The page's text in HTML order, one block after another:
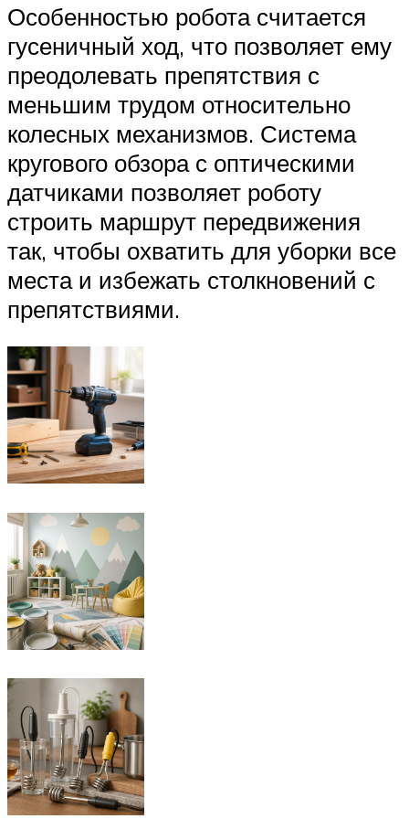
Особенностью робота считается
гусеничный ход, что позволяет ему
преодолевать препятствия с
меньшим трудом относительно
колесных механизмов. Система
кругового обзора с оптическими
датчиками позволяет роботу
строить маршрут передвижения
так, чтобы охватить для уборки все
места и избежать столкновений с
препятствиями.